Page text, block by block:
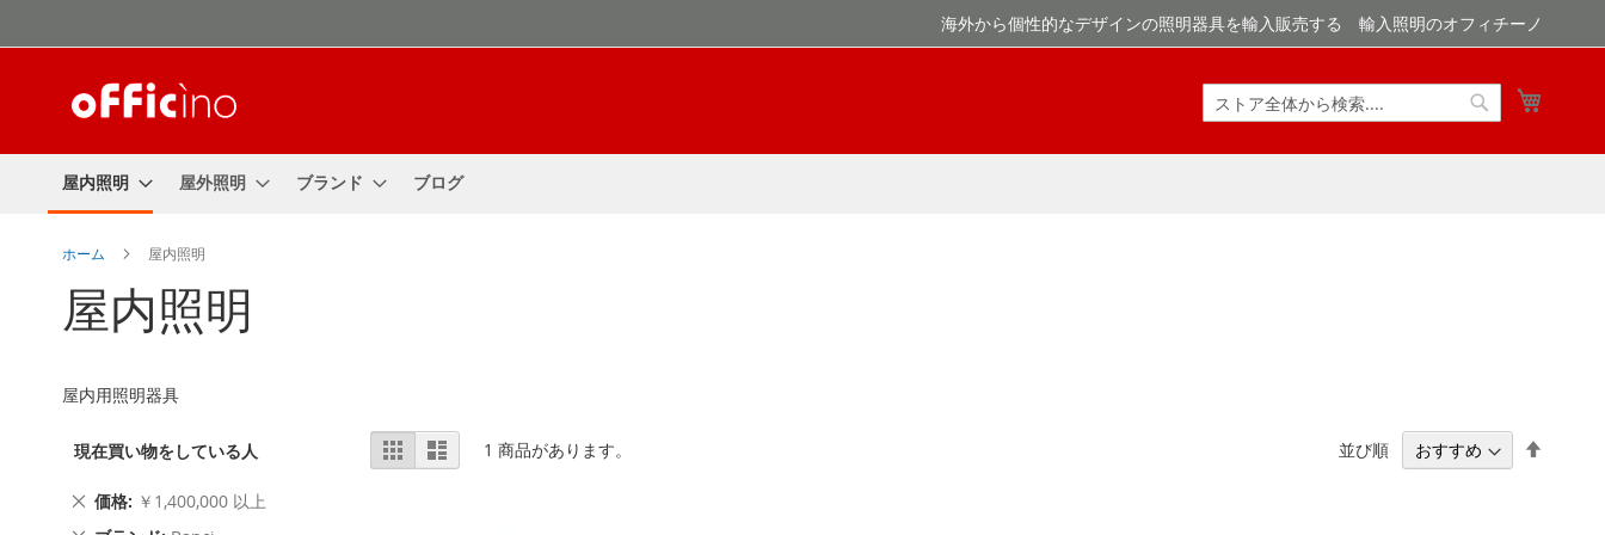
ン
ン
ツ
キ
ッ
海外から個性的なデザインの照明器具を輸入販売する 輸入照明のオフィチーノ
検
索
索
屋内照明
屋外照明 ブランド ブログ
ホーム 屋内照明
屋内照明
屋内用照明器具
表
示
表 リ
ス
1 商品があります。 並び順
現在買い物をしている人
価格 ￥1,400,000 以上
こ